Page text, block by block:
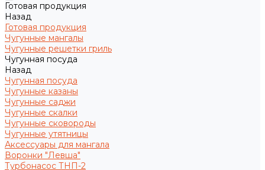
Готовая продукция
Назад
Готовая продукция
Чугунные мангалы
Чугунные решетки гриль
Чугунная посуда
Назад
Чугунная посуда
Чугунные казаны
Чугунные саджи
Чугунные скалки
Чугунные сковороды
Чугунные утятницы
Аксессуары для мангала
Воронки "Левша"
Турбонасос ТНП-2